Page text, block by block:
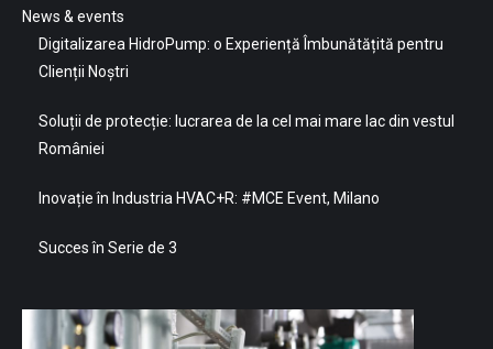
News & events
Digitalizarea HidroPump: o Experiență Îmbunătățită pentru
Clienții Noștri
Soluții de protecție: lucrarea de la cel mai mare lac din vestul
României
Inovație în Industria HVAC+R: #MCE Event, Milano
Succes în Serie de 3